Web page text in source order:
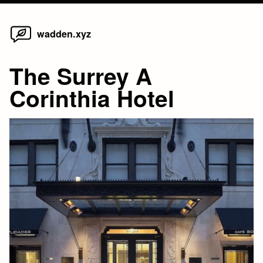
Skip
wadden.xyz
The Surrey A
Corinthia Hotel